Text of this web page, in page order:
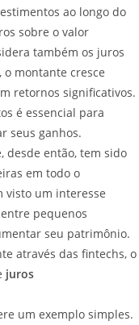
ao longo do
sobre o valor
também os juros
montante cresce
retornos significativos.
é essencial para
seus ganhos.
desde então, tem sido
em todo o
visto um interesse
pequenos
seu patrimônio.
através das fintechs, o
juros
um exemplo simples.